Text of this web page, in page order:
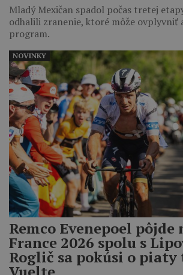
Mladý Mexičan spadol počas tretej
odhalili zranenie, ktoré môže ovplyvniť
program.
Remco Evenepoel pôjde
France 2026 spolu s
Roglič sa pokúsi o
NOVINKY